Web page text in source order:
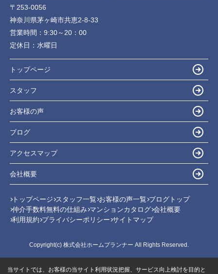
〒253-0056
神奈川県茅ヶ崎市共恵2-8-33
営業時間： 9:30～20：00
定休日： 水曜日
トップページ
スタッフ
お客様の声
ブログ
アクセスマップ
会社概要
トップページ スタッフ一覧 お客様の声一覧 ブログトップ
仲介手数料無料の仕組み マンションカタログ 会社概要
利用規約 プライバシーポリシー サイトマップ
Copyright(c) 株式会社ホームプランナー All Rights Reserved.
当サイトでは、お客様の当サイト利用状況把握、サービス向上検討を目的と